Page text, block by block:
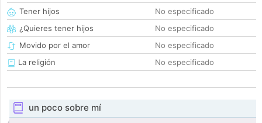
Tener hijos
No especificado
¿Quieres tener hijos
No especificado
Movido por el amor
No especificado
La religión
No especificado
un poco sobre mí